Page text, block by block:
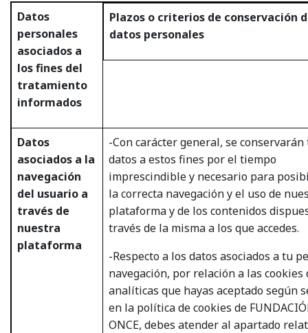
Datos
personales
asociados a
los fines del
tratamiento
informados
Plazos o criterios de conservación
datos personales
Datos
asociados a la
navegación
del usuario a
través de
nuestra
plataforma
-Con carácter general, se conservarán
datos a estos fines por el tiempo
imprescindible y necesario para
la correcta navegación y el uso de
plataforma y de los contenidos
través de la misma a los que accedes.
-Respecto a los datos asociados a tu
navegación, por relación a las cookies
analíticas que hayas aceptado según
en la política de cookies de
ONCE, debes atender al apartado